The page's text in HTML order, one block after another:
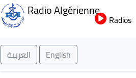
au
Radio Algérienne
Radios
العربية English